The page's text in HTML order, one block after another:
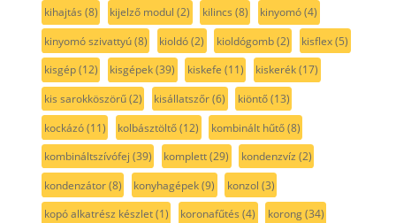
kihajtás (8) kijelző modul (2) kilincs (8) kinyomó(4)
kinyomó szivattyú(8) kioldó(2) kioldógomb(2) kisflex(5)
kisgép(12) kisgépek(39) kiskefe (11) kiskerék(17)
kis sarokköszörű(2) kisállatszőr(6) kiöntő(13)
kockázó(11) kolbásztöltő(12) kombinált hűtő(8)
kombináltszívófej (39) komplett(29) kondenzvíz (2)
kondenzátor(8) konyhagépek(9) konzol (3)
kopó alkatrész készlet(1) koronafűtés (4) korong(34)